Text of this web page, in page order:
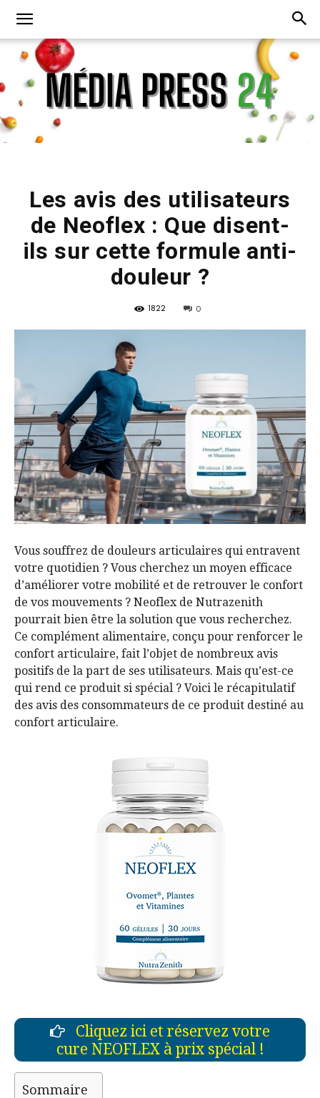
Press
24
Les avis des utilisateurs
de Neoflex : Que disent-
ils sur cette formule anti-
douleur ?
1822 0
Vous souffrez de douleurs articulaires qui entravent
votre quotidien ? Vous cherchez un moyen efficace
d’améliorer votre mobilité et de retrouver le confort
de vos mouvements ? Neoflex de Nutrazenith
pourrait bien être la solution que vous recherchez.
Ce complément alimentaire, conçu pour renforcer le
confort articulaire, fait l’objet de nombreux avis
positifs de la part de ses utilisateurs. Mais qu’est-ce
qui rend ce produit si spécial ? Voici le récapitulatif
des avis des consommateurs de ce produit destiné au
confort articulaire.
Cliquez ici et réservez votre
cure NEOFLEX à prix spécial !
Sommaire